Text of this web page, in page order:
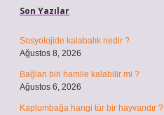
Son Yazılar
Sosyolojide kalabalık nedir ?
Ağustos 8, 2026
Bağlan biri hamile kalabilir mi ?
Ağustos 6, 2026
Kaplumbağa hangi tür bir hayvandır ?